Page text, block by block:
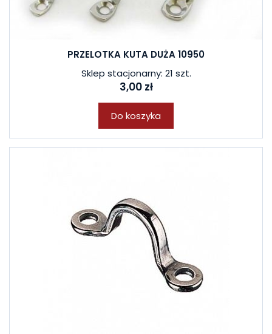
PRZELOTKA KUTA DUŻA 10950
Sklep stacjonarny: 21 szt.
3,00 zł
Do koszyka